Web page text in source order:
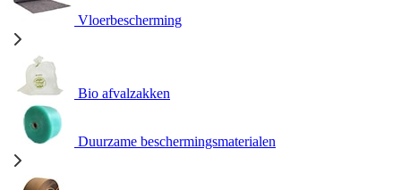
Vloerbescherming
Bio afvalzakken
Duurzame beschermingsmaterialen